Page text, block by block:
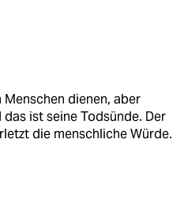
dienen, aber
ist seine Todsünde. Der
die menschliche Würde.